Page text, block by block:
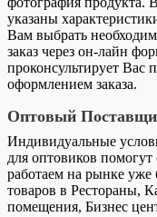
указаны
Вам выбрать
заказ через он-лайн
проконсультирует
оформлением заказа.
Оптовый
Индивидуальные
для оптовиков
работаем на рынке уже
товаров в Рестораны,
помещения, Бизнес